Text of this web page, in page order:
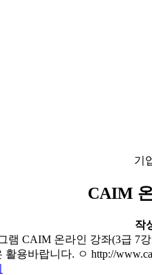
기
CAIM
작
램 CAIM 온라인 강좌(3급 7
용바랍니다. ㅇ http://